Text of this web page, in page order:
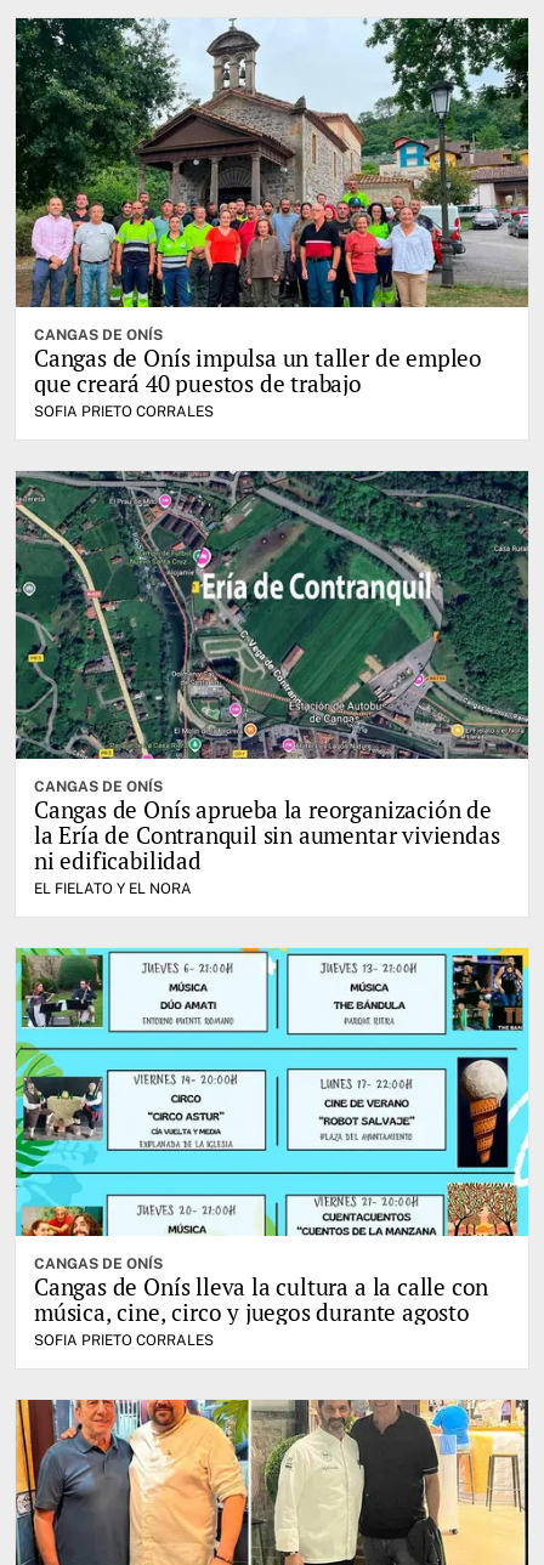
CANGAS DE ONÍS
Cangas de Onís impulsa un taller de empleo
que creará 40 puestos de trabajo
SOFIA PRIETO CORRALES
CANGAS DE ONÍS
Cangas de Onís aprueba la reorganización de
la Ería de Contranquil sin aumentar viviendas
ni edificabilidad
EL FIELATO Y EL NORA
CANGAS DE ONÍS
Cangas de Onís lleva la cultura a la calle con
música, cine, circo y juegos durante agosto
SOFIA PRIETO CORRALES